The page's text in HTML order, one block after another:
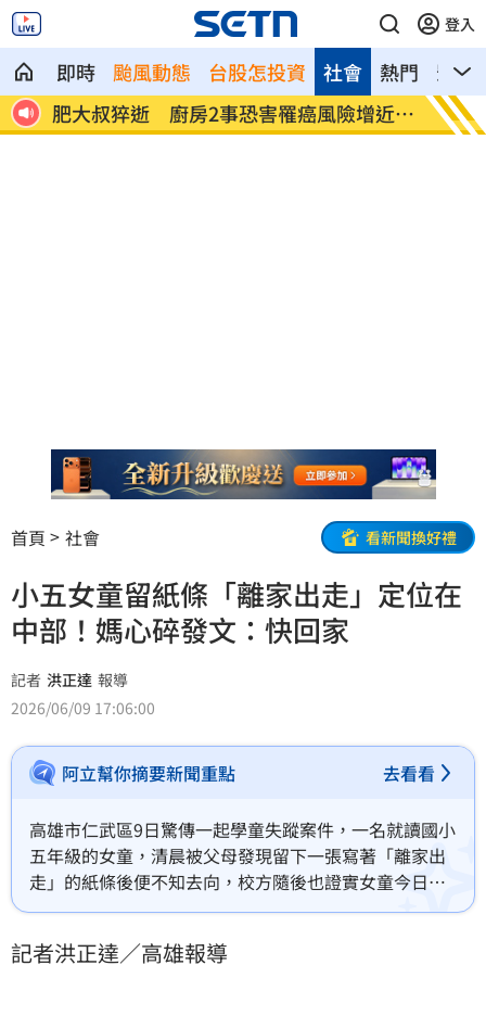
登入
即時 颱風動態 台股怎投資 熱門 影音
社會
2
《KPOP獵魔女團》團隊將訪台 曝爆紅
秘辛
賴清
首頁 社會 看新聞換好禮
小五女童留紙條「離家出走」定位在
中部！媽心碎發文：快回家
記者 洪正達 報導
2026/06/09 17:06:00
阿立幫你摘要新聞重點 去看看
高雄市仁武區9日驚傳一起學童失蹤案件，一名就讀國小
五年級的女童，清晨被父母發現留下一張寫著「離家出
走」的紙條後便不知去向，校方隨後也證實女童今日並
未到校上課。面對突如其來的狀況，家長心急如焚，隨
記者洪正達／高雄報導